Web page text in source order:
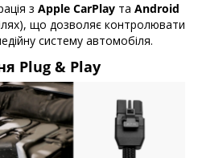
з Apple CarPlay та Android
що дозволяє контролювати
систему автомобіля.
Plug & Play